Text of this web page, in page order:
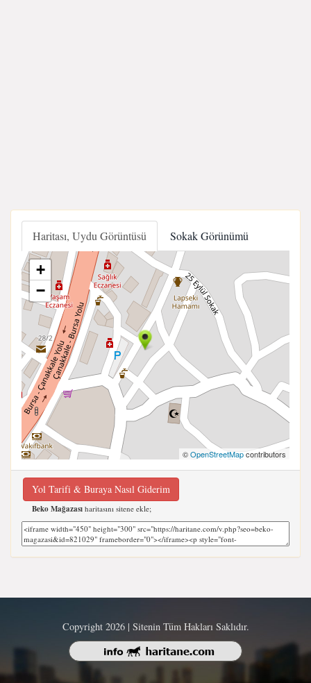
Haritası, Uydu Görüntüsü Sokak Görünümü
+
−
©OpenStreetMapcontributors
Yol Tarifi & Buraya Nasıl Giderim
Beko Mağazası haritasını sitene ekle;
Copyright 2026 | Sitenin Tüm Hakları Saklıdır.